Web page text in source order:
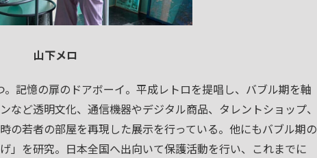
山下メロ
記憶の扉のドアボーイ。平成レトロを提唱し、バブル期を軸
など透明文化、通信機器やデジタル商品、タレントショップ、
の若者の部屋を再現した展示を行っている。他にもバブル期の
」を研究。日本全国へ出向いて保護活動を行い、これまでに